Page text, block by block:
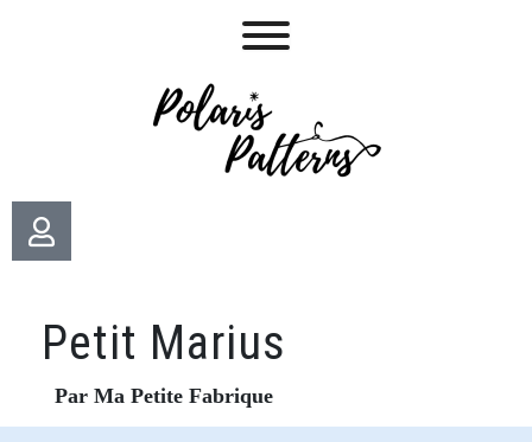
Petit Marius
Par Ma Petite Fabrique